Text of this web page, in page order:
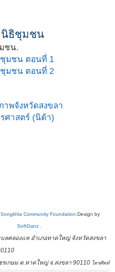
นิธิชุมชน
ชุมชน ตอนที่ 1
ชุมชน ตอนที่ 2
พจังหวัดสงขลา
าสตร์ (นิด้า)
Songkhla Community Foundation .Design by
SoftGanz
ลคลองแห อำเภอหาดใหญ่ จังหวัดสงขลา
รเกษม ต.หาดใหญ่ จ.สงขลา 90110 โทรศัพท์